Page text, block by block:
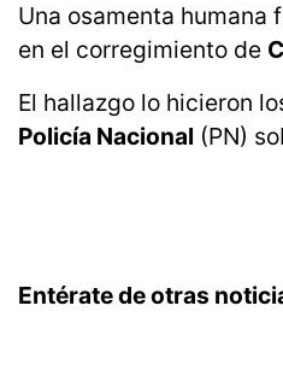
Una osamenta
en el corregimiento de
El hallazgo lo hicieron
Policía Nacional (PN)
Entérate de otras